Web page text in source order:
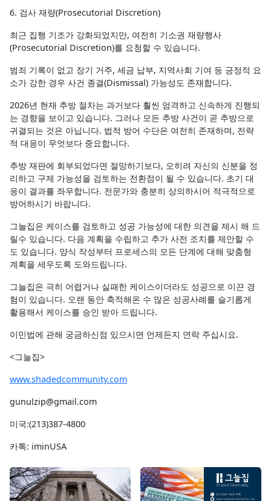
6. 검사 재량(Prosecutorial Discretion)
최근 집행 기조가 강화되었지만, 여전히 기소권 재량행사
(Prosecutorial Discretion)를 요청할 수 있습니다.
범죄 기록이 없고 장기 거주, 세금 납부, 지역사회 기여 등 긍정적 요
소가 강한 경우 사건 종결(Dismissal) 가능성도 존재합니다.
2026년 현재 추방 절차는 과거보다 훨씬 엄격하고 신속하게 진행되
는 경향을 보이고 있습니다. 그러나 모든 추방 사건이 곧 추방으로
귀결되는 것은 아닙니다. 법적 방어 수단은 여전히 존재하며, 전략
적 대응이 무엇보다 중요합니다.
추방 재판에 회부되었다면 절망하기보다, 오히려 자신의 신분을 정
리하고 구제 가능성을 검토하는 전환점이 될 수 있습니다. 초기 대
응이 결과를 좌우합니다. 전문가와 충분히 상의하시어 적극적으로
방어하시기 바랍니다.
그늘집은 케이스를 검토하고 성공 가능성에 대한 의견을 제시 해 드
릴수 있습니다. 다음 계획을 수립하고 추가 사전 조치를 제안할 수
도 있습니다. 양식 작성부터 프로세스의 모든 단계에 대해 맞춤형
계획을 세우도록 도와드립니다.
그늘집은 극히 어렵거나 실패한 케이스이더라도 성공으로 이끈 경
험이 있습니다. 오랜 동안 축적해온 수 많은 성공사례를 슬기롭게
활용해서 케이스를 승인 받아 드립니다.
이민법에 관해 궁금하신점 있으시면 언제든지 연락 주십시요.
<그늘집>
www.shadedcommunity.com
gunulzip@gmail.com
미국:(213)387-4800
카톡: iminUSA